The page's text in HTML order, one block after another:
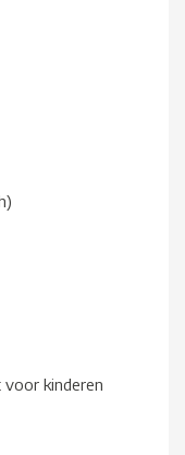
voor kinderen